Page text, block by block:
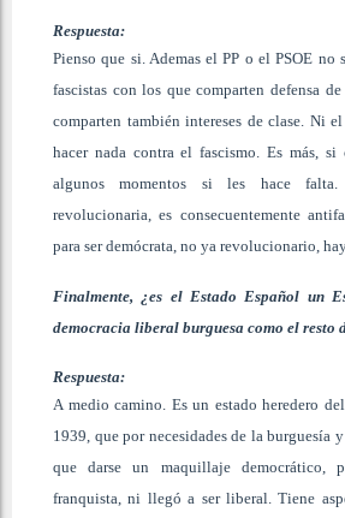
Respuesta:
Pienso que si. Ademas el PP o el PSOE
fascistas con los que comparten defensa
comparten también intereses de clase. Ni
hacer nada contra el fascismo. Es más,
algunos momentos si les hace
revolucionaria, es consecuentemente
para ser demócrata, no ya revolucionario,
Finalmente, ¿es el Estado Español un
democracia liberal burguesa como el resto
Respuesta:
A medio camino. Es un estado heredero
1939, que por necesidades de la burguesía
que darse un maquillaje democrático,
franquista, ni llegó a ser liberal. Tiene